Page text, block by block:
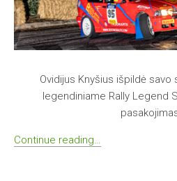
Ovidijus Knyšius išpildė savo
legendiniame Rally Legend
Continue reading…